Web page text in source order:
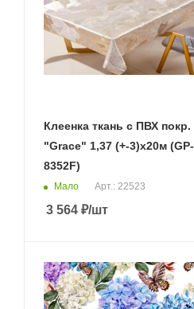
Клеенка ткань с ПВХ покр.
"Grace" 1,37 (+-3)х20м (GP-
8352F)
Мало Арт.: 22523
3 564 ₽/шт